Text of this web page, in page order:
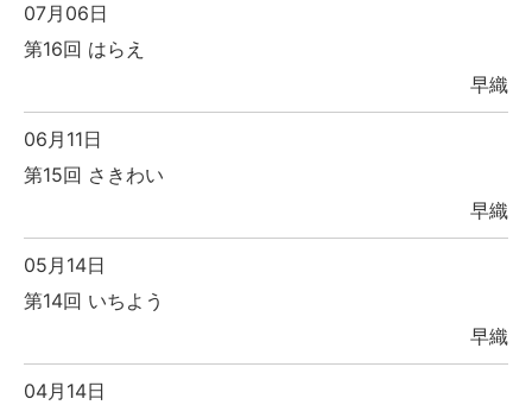
07月06日
第16回 はらえ
早織
06月11日
第15回 さきわい
早織
05月14日
第14回 いちよう
早織
04月14日